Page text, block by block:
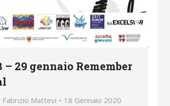
– 29 gennaio Remember
Fabrizio Mattevi 18 Gennaio 2020